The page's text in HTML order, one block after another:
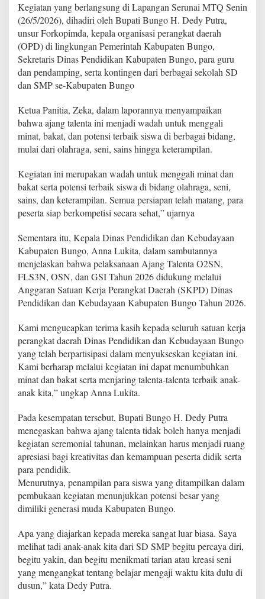
e
s
m
i
B
u
k
a
a
n
g
a
e
n
t
a
n
g
k
a
K
a
u
p
t
e
n
B
g
o
T
a
n
2
0
Kegiatan yang berlangsung di Lapangan Serunai MTQ Senin
(26/5/2026), dihadiri oleh Bupati Bungo H. Dedy Putra,
unsur Forkopimda, kepala organisasi perangkat daerah
(OPD) di lingkungan Pemerintah Kabupaten Bungo,
Sekretaris Dinas Pendidikan Kabupaten Bungo, para guru
dan pendamping, serta kontingen dari berbagai sekolah SD
dan SMP se-Kabupaten Bungo
Ketua Panitia, Zeka, dalam laporannya menyampaikan
bahwa ajang talenta ini menjadi wadah untuk menggali
minat, bakat, dan potensi terbaik siswa di berbagai bidang,
mulai dari olahraga, seni, sains hingga keterampilan.
Kegiatan ini merupakan wadah untuk menggali minat dan
bakat serta potensi terbaik siswa di bidang olahraga, seni,
sains, dan keterampilan. Semua persiapan telah matang, para
peserta siap berkompetisi secara sehat,” ujarnya
Sementara itu, Kepala Dinas Pendidikan dan Kebudayaan
Kabupaten Bungo, Anna Lukita, dalam sambutannya
menjelaskan bahwa pelaksanaan Ajang Talenta O2SN,
FLS3N, OSN, dan GSI Tahun 2026 didukung melalui
Anggaran Satuan Kerja Perangkat Daerah (SKPD) Dinas
Pendidikan dan Kebudayaan Kabupaten Bungo Tahun 2026.
Kami mengucapkan terima kasih kepada seluruh satuan kerja
perangkat daerah Dinas Pendidikan dan Kebudayaan Bungo
yang telah berpartisipasi dalam menyukseskan kegiatan ini.
Kami berharap melalui kegiatan ini dapat menumbuhkan
minat dan bakat serta menjaring talenta-talenta terbaik anak-
anak kita,” ungkap Anna Lukita.
Pada kesempatan tersebut, Bupati Bungo H. Dedy Putra
menegaskan bahwa ajang talenta tidak boleh hanya menjadi
kegiatan seremonial tahunan, melainkan harus menjadi ruang
apresiasi bagi kreativitas dan kemampuan peserta didik serta
para pendidik.
Menurutnya, penampilan para siswa yang ditampilkan dalam
pembukaan kegiatan menunjukkan potensi besar yang
dimiliki generasi muda Kabupaten Bungo.
Apa yang diajarkan kepada mereka sangat luar biasa. Saya
melihat tadi anak-anak kita dari SD SMP begitu percaya diri,
begitu yakin, dan begitu menikmati tarian atau kreasi seni
yang mengangkat tentang belajar mengaji waktu kita dulu di
dusun,” kata Dedy Putra.